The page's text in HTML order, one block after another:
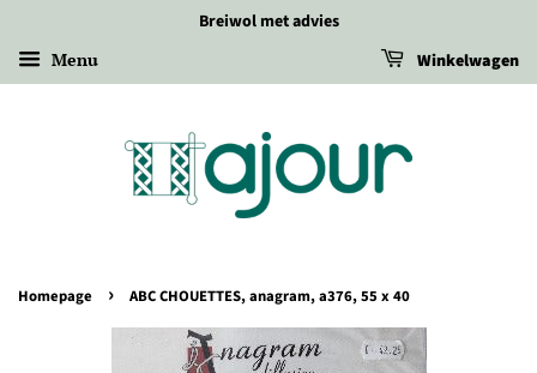
Breiwol met advies
Menu Winkelwagen
Homepage › ABC CHOUETTES, anagram, a376, 55 x 40